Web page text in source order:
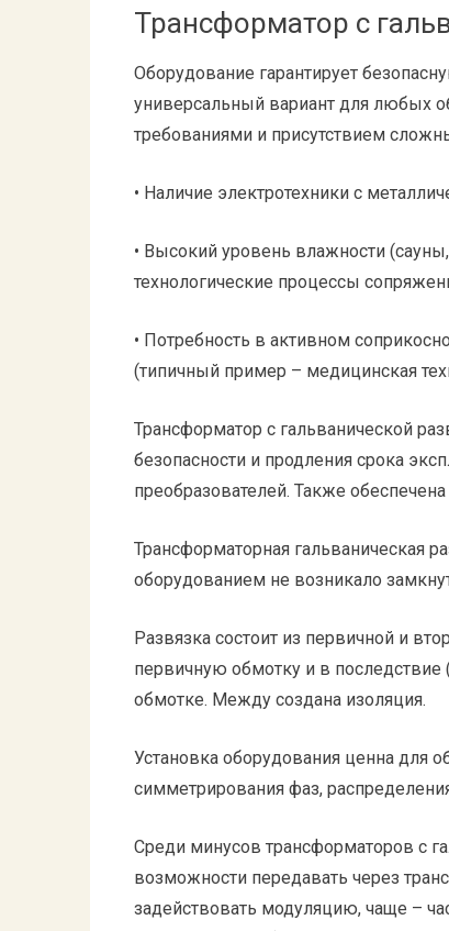
Трансформатор с
Оборудование гарантирует
универсальный вариант для любых
требованиями и присутствием
• Наличие электротехники с
• Высокий уровень влажности
технологические процессы
• Потребность в активном
(типичный пример – медицинская
Трансформатор с гальванической
безопасности и продления срока
преобразователей. Также
Трансформаторная гальваническая
оборудованием не возникало
Развязка состоит из первичной и
первичную обмотку и в последствие
обмотке. Между создана изоляция.
Установка оборудования ценна для
симметрирования фаз,
Среди минусов трансформаторов с
возможности передавать через
задействовать модуляцию, чаще –